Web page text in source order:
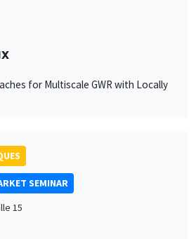
for Multiscale GWR with Locally
SEMINAR
15